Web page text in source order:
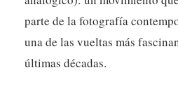
parte de la fotografía
una de las vueltas más
últimas décadas.